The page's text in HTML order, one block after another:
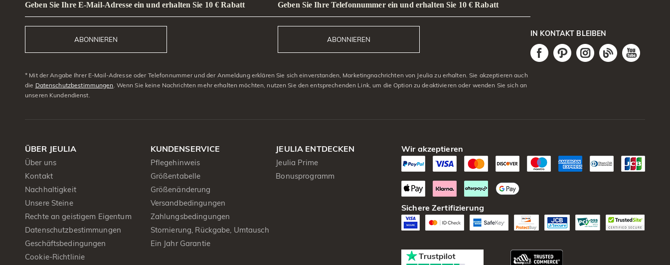
Geben Sie Ihre E-Mail-Adresse ein und erhalten Sie 10 € Rabatt
ABONNIEREN
Geben Sie Ihre Telefonnummer ein und erhalten Sie 10 € Rabatt
ABONNIEREN
* Mit der Angabe Ihrer E-Mail-Adresse oder Telefonnummer und der Anmeldung erklären Sie sich einverstanden, Marketingnachrichten von Jeulia zu erhalten. Sie akzeptieren auch
die Datenschutzbestimmungen . Wenn Sie keine Nachrichten mehr erhalten möchten, nutzen Sie den entsprechenden Link, um die Option zu deaktivieren oder wenden Sie sich an
unseren Kundendienst.
IN KONTAKT BLEIBEN
ÜBER JEULIA
Über uns
Kontakt
Nachhaltigkeit
Unsere Steine
Rechte an geistigem Eigentum
Datenschutzbestimmungen
Geschäftsbedingungen
Cookie-Richtlinie
KUNDENSERVICE
Pflegehinweis
Größentabelle
Größenänderung
Versandbedingungen
Zahlungsbedingungen
Stornierung, Rückgabe, Umtausch
Ein Jahr Garantie
JEULIA ENTDECKEN
Jeulia Prime
Bonusprogramm
Wir akzeptieren
Sichere Zertifizierung